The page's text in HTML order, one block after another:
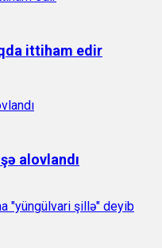
ittiham edir
alovlandı